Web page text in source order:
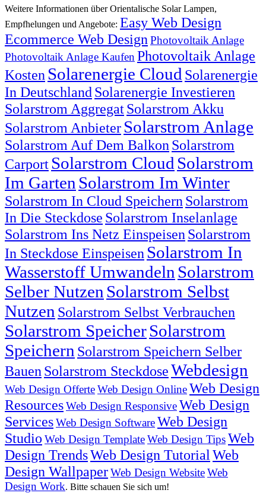
Weitere Informationen über Orientalische Solar Lampen,
Empfhelungen und Angebote: Easy Web Design
Ecommerce Web Design Photovoltaik Anlage
Photovoltaik Anlage Kaufen Photovoltaik Anlage
Kosten Solarenergie Cloud Solarenergie
In Deutschland Solarenergie Investieren
Solarstrom AggregatSolarstrom Akku
Solarstrom Anbieter Solarstrom Anlage
Solarstrom Auf Dem Balkon Solarstrom
Carport Solarstrom Cloud Solarstrom
Im Garten Solarstrom Im Winter
Solarstrom In Cloud Speichern Solarstrom
In Die Steckdose Solarstrom Inselanlage
Solarstrom Ins Netz Einspeisen Solarstrom
In Steckdose Einspeisen Solarstrom In
Wasserstoff Umwandeln Solarstrom
Selber Nutzen Solarstrom Selbst
Nutzen Solarstrom Selbst Verbrauchen
Solarstrom SpeicherSolarstrom
Speichern Solarstrom Speichern Selber
Bauen Solarstrom SteckdoseWebdesign
Web Design OfferteWeb Design OnlineWeb Design
ResourcesWeb Design ResponsiveWeb Design
ServicesWeb Design SoftwareWeb Design
Studio Web Design TemplateWeb Design TipsWeb
Design TrendsWeb Design Tutorial Web
Design WallpaperWeb Design WebsiteWeb
Design Work. Bitte schauen Sie sich um!